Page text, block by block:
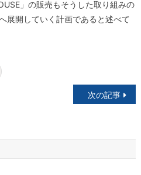
」の販売もそうした取り組みの
展開していく計画であると述べて
次の記事